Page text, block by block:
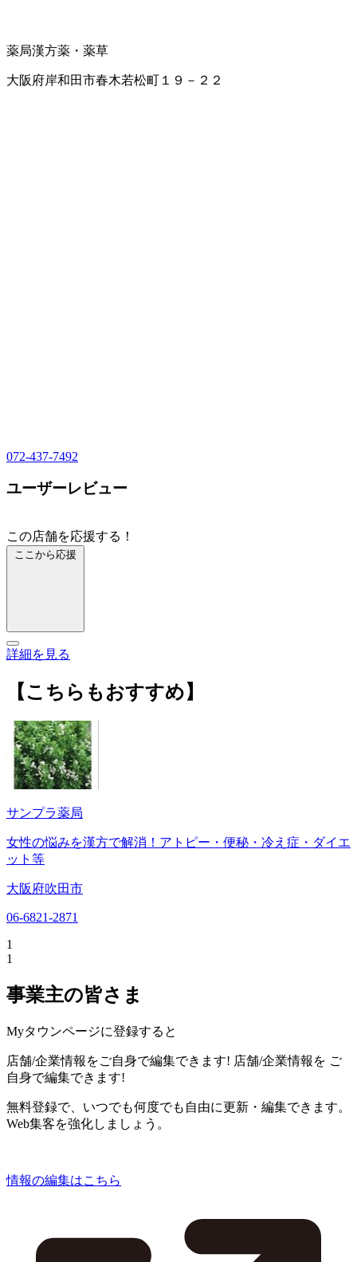
薬局漢方薬・薬草
大阪府岸和田市春木若松町１９－２２
072-437-7492
ユーザーレビュー
この店舗を応援する！
ここから応援
詳細を見る
【こちらもおすすめ】
サンプラ薬局
女性の悩みを漢方で解消！アトピー・便秘・冷え症・ダイエ
ット等
大阪府吹田市
06-6821-2871
1
1
事業主の皆さま
Myタウンページに登録すると
店舗/企業情報をご自身で編集できます! 店舗/企業情報を ご
自身で編集できます!
無料登録で、いつでも何度でも自由に更新・編集できます。
Web集客を強化しましょう。
情報の編集はこちら